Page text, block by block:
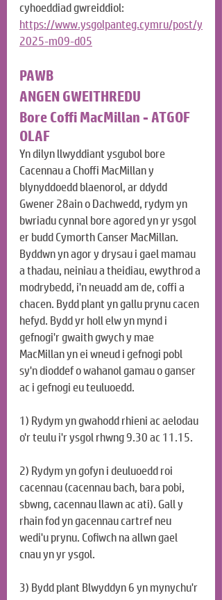
cyhoeddiad gwreiddiol:
https://www.ysgolpanteg.cymru/post/y
2025-m09-d05
PAWB
ANGEN GWEITHREDU
Bore Coffi MacMillan - ATGOF
OLAF
Yn dilyn llwyddiant ysgubol bore
Cacennau a Choffi MacMillan y
blynyddoedd blaenorol, ar ddydd
Gwener 28ain o Dachwedd, rydym yn
bwriadu cynnal bore agored yn yr ysgol
er budd Cymorth Canser MacMillan.
Byddwn yn agor y drysau i gael mamau
a thadau, neiniau a theidiau, ewythrod a
modrybedd, i'n neuadd am de, coffi a
chacen. Bydd plant yn gallu prynu cacen
hefyd. Bydd yr holl elw yn mynd i
gefnogi'r gwaith gwych y mae
MacMillan yn ei wneud i gefnogi pobl
sy'n dioddef o wahanol gamau o ganser
ac i gefnogi eu teuluoedd.
1) Rydym yn gwahodd rhieni ac aelodau
o'r teulu i'r ysgol rhwng 9.30 ac 11.15.
2) Rydym yn gofyn i deuluoedd roi
cacennau (cacennau bach, bara pobi,
sbwng, cacennau llawn ac ati). Gall y
rhain fod yn gacennau cartref neu
wedi'u prynu. Cofiwch na allwn gael
cnau yn yr ysgol.
3) Bydd plant Blwyddyn 6 yn mynychu'r